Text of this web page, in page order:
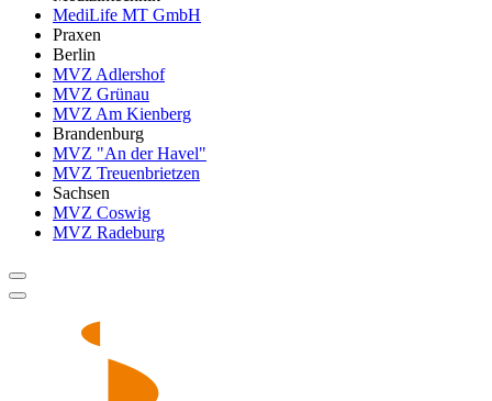
MediLife MT GmbH
Praxen
Berlin
MVZ Adlershof
MVZ Grünau
MVZ Am Kienberg
Brandenburg
MVZ "An der Havel"
MVZ Treuenbrietzen
Sachsen
MVZ Coswig
MVZ Radeburg